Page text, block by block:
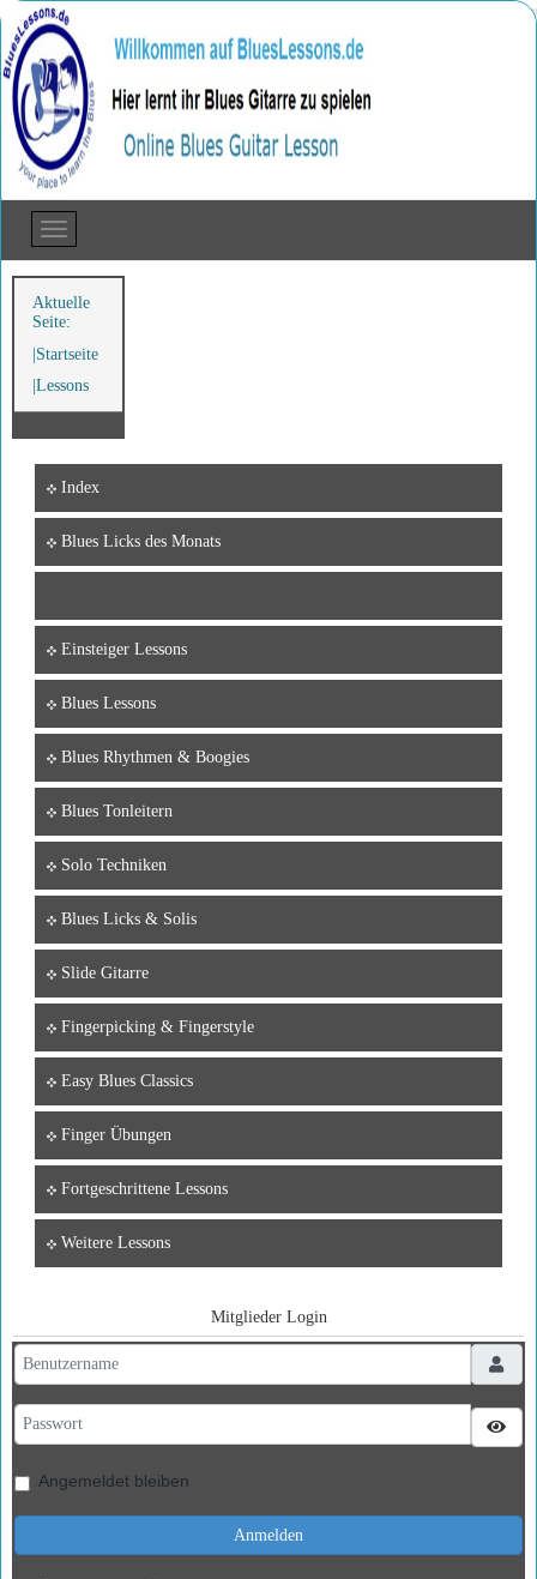
Aktuelle
Seite:
Startseite
Lessons
Index
Blues Licks des Monats
Einsteiger Lessons
Blues Lessons
Blues Rhythmen & Boogies
Blues Tonleitern
Solo Techniken
Blues Licks & Solis
Slide Gitarre
Fingerpicking & Fingerstyle
Easy Blues Classics
Finger Übungen
Fortgeschrittene Lessons
Weitere Lessons
Mitglieder Login
Benutzername
Passwort
Angemeldet bleiben
Anmelden